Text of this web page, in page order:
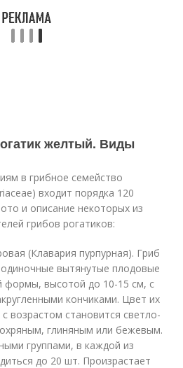
желтый. Виды
в грибное семейство
входит порядка 120
и описание некоторых из
грибов рогатиков:
(Клавария пурпурная). Гриб
вытянутые плодовые
формы, высотой до 10-15 см, с
кончиками. Цвет их
возрастом становится светло-
глиняным или бежевым.
группами, в каждой из
до 20 шт. Произрастает